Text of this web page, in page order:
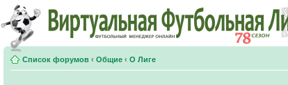
Список форумов ‹ Общие ‹ О Лиге